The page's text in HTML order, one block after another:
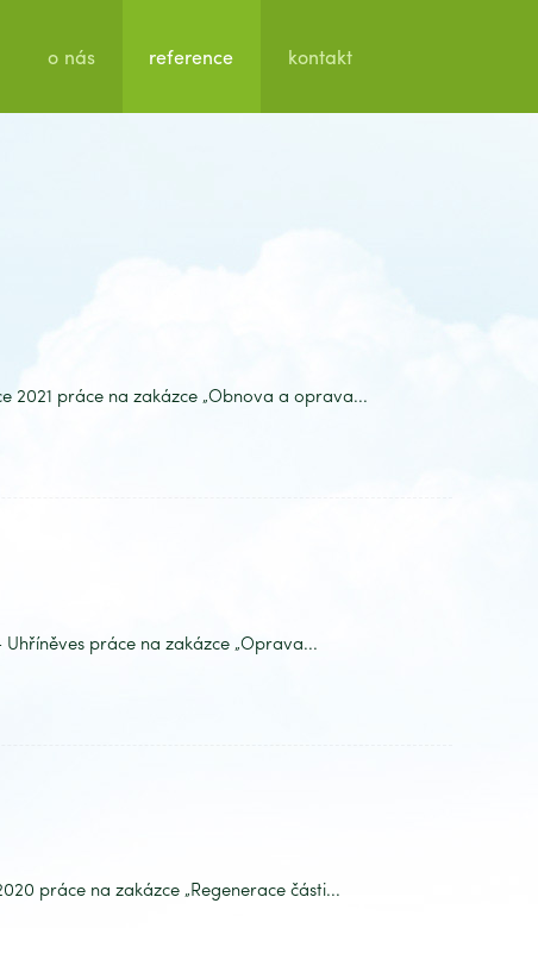
o nás reference kontakt
2021 práce na zakázce „Obnova a oprava...
Uhříněves práce na zakázce „Oprava...
práce na zakázce „Regenerace části...